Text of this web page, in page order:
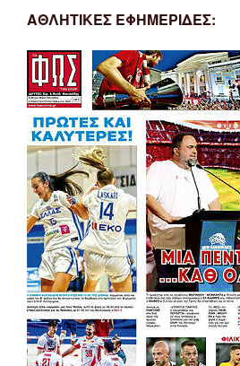
ΑΘΛΗΤΙΚΕΣ ΕΦΗΜΕΡΙΔΕΣ: